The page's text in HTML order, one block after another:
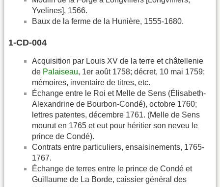
Yvelines], 1566.
Baux de la ferme de la Hunière, 1555-1680.
1-CD-004
Acquisition par Louis XV de la terre et châtellenie
de Palaiseau, 1er août 1758; décret, 10 mai 1759;
mémoires, inventaire de titres, etc.
Échange entre le Roi et Melle de Sens (Élisabeth-
Alexandrine de Bourbon-Condé), octobre 1760;
lettres patentes, décembre 1761. (MelIe de Sens
mourut en 1765 et eut pour héritier son neveu le
prince de Condé).
Contrats entre particuliers, ensaisinements, 1765-
1767.
Échange de terres entre le prince de Condé et
Guillaume de La Borde, caissier général des